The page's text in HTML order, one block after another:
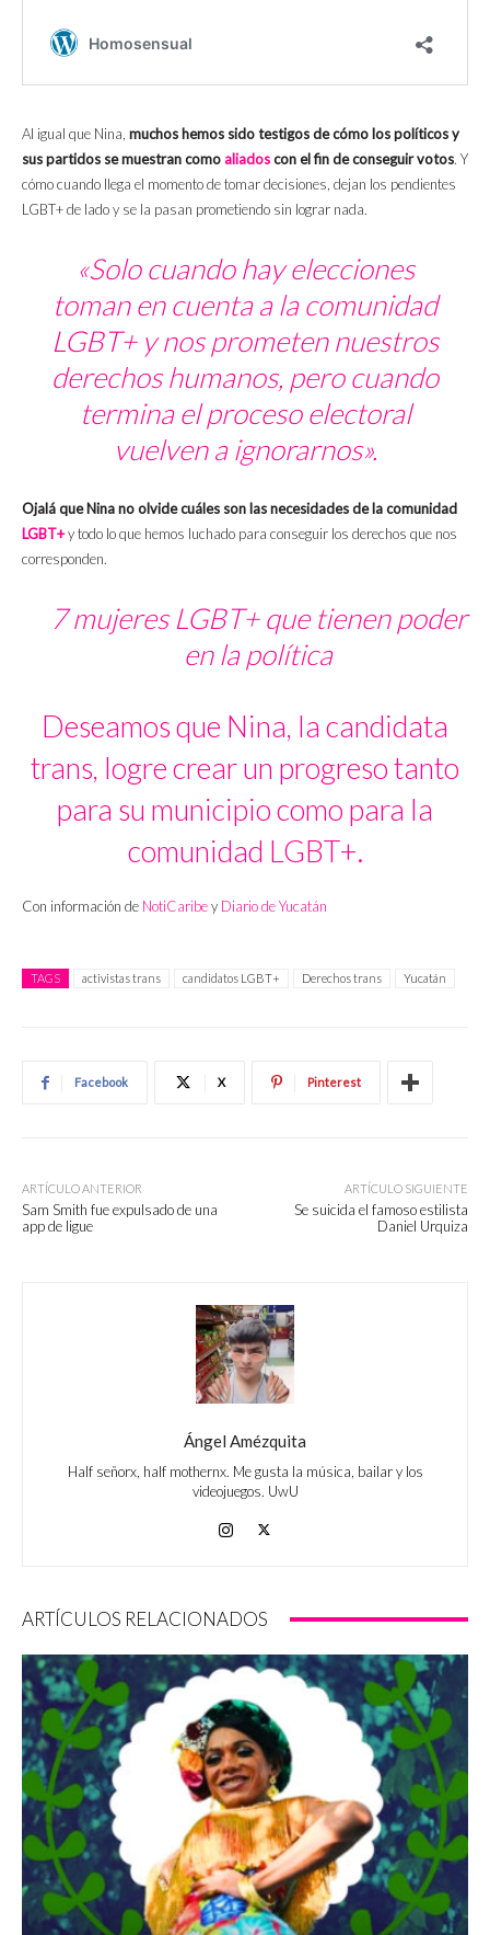
Al igual que Nina, muchos hemos sido testigos de cómo los políticos y
sus partidos se muestran como aliadoscon el fin de conseguir votos. Y
cómo cuando llega el momento de tomar decisiones, dejan los pendientes
LGBT+ de lado y se la pasan prometiendo sin lograr nada.
«Solo cuando hay elecciones
toman en cuenta a la comunidad
LGBT+ y nos prometen nuestros
derechos humanos, pero cuando
termina el proceso electoral
vuelven a ignorarnos».
Ojalá que Nina no olvide cuáles son las necesidades de la comunidad
LGBT+y todo lo que hemos luchado para conseguir los derechos que nos
corresponden.
7 mujeres LGBT+ que tienen poder
en la política
Deseamos que Nina, la candidata
trans, logre crear un progreso tanto
para su municipio como para la
comunidad LGBT+.
Con información de NotiCaribey Diario de Yucatán
TAGS activistas trans candidatos LGBT+ Derechos trans Yucatán
Facebook X Pinterest
ARTÍCULO ANTERIOR
Sam Smith fue expulsado de una
app de ligue
ARTÍCULO SIGUIENTE
Se suicida el famoso estilista
Daniel Urquiza
Ángel Amézquita
Half señorx, half mothernx. Me gusta la música, bailar y los
videojuegos. UwU
ARTÍCULOS RELACIONADOS